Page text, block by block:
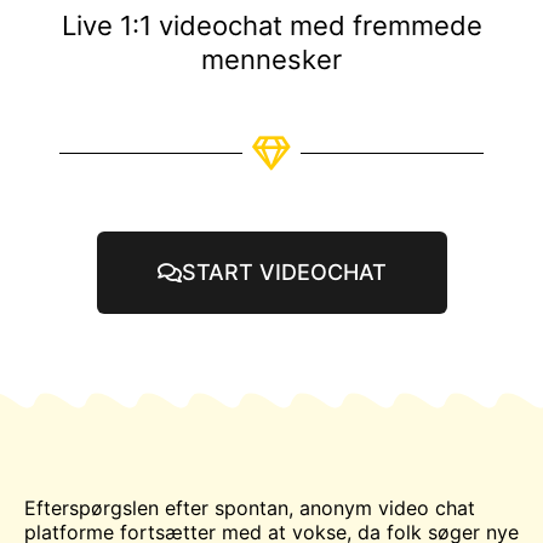
Live 1:1 videochat med fremmede
mennesker
START VIDEOCHAT
Efterspørgslen efter spontan, anonym video chat
platforme fortsætter med at vokse, da folk søger nye